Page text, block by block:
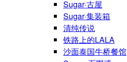
Sugar·古屋
Sugar·集装箱
清纯传说
铁路上的LALA
沙面泰国牛桥餐馆